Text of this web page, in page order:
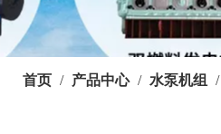
首页 / 产品中心 / 水泵机组 /